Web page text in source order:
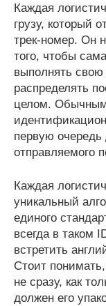
Каждая
грузу, который
трек-номер. Он
того, чтобы
выполнять свою
распределять
целом. Обычным
первую очередь
отправляемого
Каждая
уникальный
единого
всегда в таком
встретить
Стоит
не сразу, как
должен его